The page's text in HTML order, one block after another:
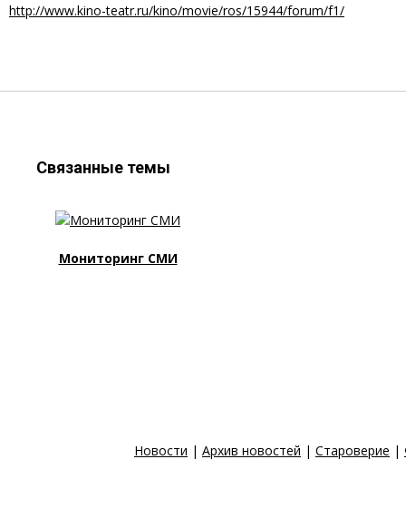
http://www.kino-teatr.ru/kino/movie/ros/15944/forum/f1/
Связанные темы
Мониторинг СМИ
Новости | Архив новостей | Староверие |